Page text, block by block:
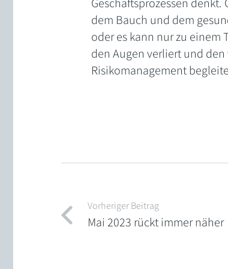
dem Bauch und dem
oder es kann nur zu einem
den Augen verliert und
Risikomanagement
Vorheriger Beitrag
Mai 2023 rückt immer näher